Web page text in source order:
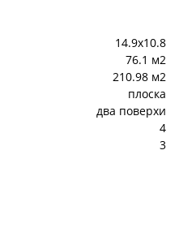
14.9x10.8
76.1 м2
210.98 м2
плоска
два поверхи
4
3